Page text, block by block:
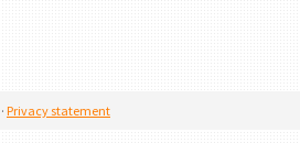
· Privacy statement